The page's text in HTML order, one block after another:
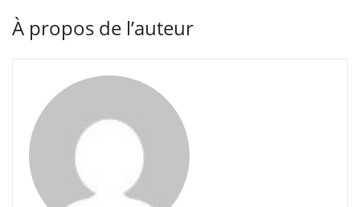
À propos de l’auteur